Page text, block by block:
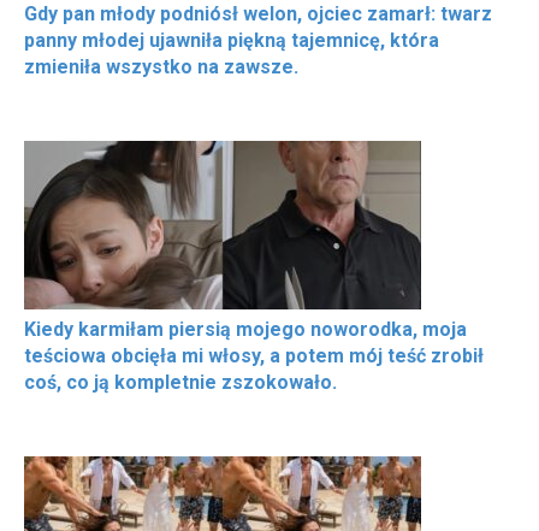
Gdy pan młody podniósł welon, ojciec zamarł: twarz
panny młodej ujawniła piękną tajemnicę, która
zmieniła wszystko na zawsze.
Kiedy karmiłam piersią mojego noworodka, moja
teściowa obcięła mi włosy, a potem mój teść zrobił
coś, co ją kompletnie zszokowało.